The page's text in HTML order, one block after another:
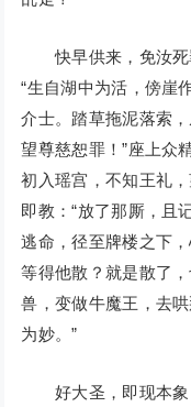
快早供来，免汝死
“生自湖中为活，傍崖
介士。踏草拖泥落索
望尊慈恕罪！”座上众
初入瑶宫，不知王礼
即教：“放了那厮，且
逃命，径至牌楼之下
等得他散？就是散了
兽，变做牛魔王，去
为妙。”
好大圣，即现本象